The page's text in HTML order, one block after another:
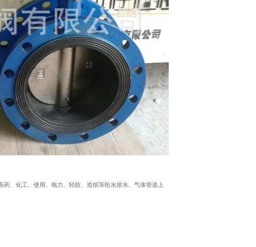
、化工、使用、电力、轻纺、造纸等给水排水、气体管道上